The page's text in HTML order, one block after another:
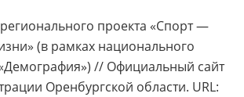
проекта «Спорт —
(в рамках национального
// Официальный сайт
Оренбургской области. URL: